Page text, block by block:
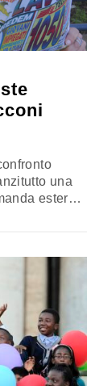
una
estera.
per il